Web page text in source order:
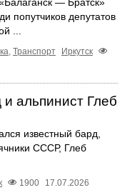
попутчиков депутатов
...
, Транспорт
Иркутск
и альпинист Глеб
известный бард,
СССР, Глеб
1900 17.07.2026